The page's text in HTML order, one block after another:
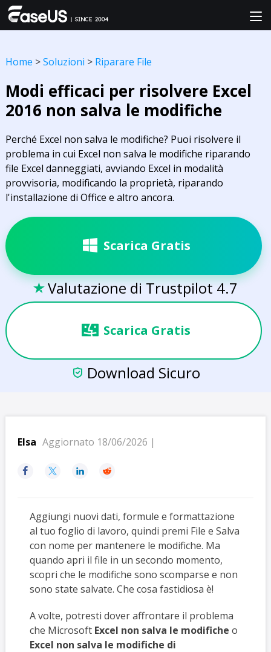
Home >Soluzioni > Riparare File
Modi efficaci per risolvere Excel
2016 non salva le modifiche
Perché Excel non salva le modifiche? Puoi risolvere il
problema in cui Excel non salva le modifiche riparando
file Excel danneggiati, avviando Excel in modalità
provvisoria, modificando la proprietà, riparando
l'installazione di Office e altro ancora.
Scarica Gratis
 Valutazione di Trustpilot 4.7
Scarica Gratis
 Download Sicuro
Elsa Aggiornato 18/06/2026 |
   
Aggiungi nuovi dati, formule e formattazione
al tuo foglio di lavoro, quindi premi File e Salva
con nome per mantenere le modifiche. Ma
quando apri il file in un secondo momento,
scopri che le modifiche sono scomparse e non
sono state salvate. Che cosa fastidiosa è!
A volte, potresti dover affrontare il problema
che Microsoft Excel non salva le modifiche o
Excel non salva le modifiche di